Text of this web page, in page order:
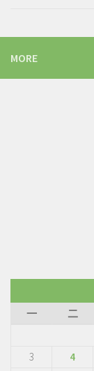
MORE
一
二
3
4